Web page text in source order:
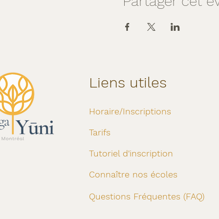
Liens utiles
Horaire/Inscriptions
Tarifs
Tutoriel d'inscription
Connaître nos écoles
Questions Fréquentes (FAQ)